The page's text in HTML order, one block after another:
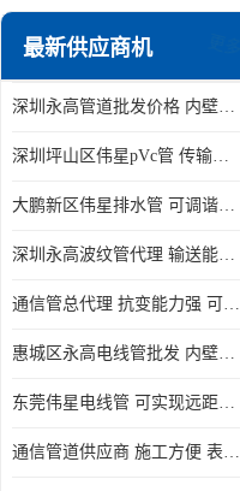
最新供应商机
深圳永高管道批发价格 内壁光滑 抗震性能好
深圳坪山区伟星pVc管 传输损耗小 频率稳定性好
大鹏新区伟星排水管 可调谐性好 大功率 效率高
深圳永高波纹管代理 输送能力强 可以承受高温
通信管总代理 抗变能力强 可耐强震 扭曲
惠城区永高电线管批发 内壁光滑 抗震性能好
东莞伟星电线管 可实现远距离通信 频率稳定性好
通信管道供应商 施工方便 表面电阻系数大